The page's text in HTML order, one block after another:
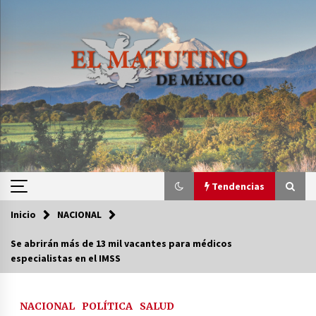
Tendencias
Tendencias
Inicio NACIONAL
Se abrirán más de 13 mil vacantes para médicos
especialistas en el IMSS
NACIONAL POLÍTICA SALUD